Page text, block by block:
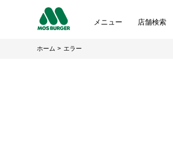
メニュー 店舗検索
ホーム エラー